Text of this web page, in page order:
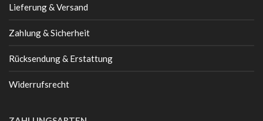
Lieferung & Versand
Zahlung & Sicherheit
Rücksendung & Erstattung
Widerrufsrecht